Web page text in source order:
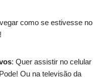
como se estivesse no
: Quer assistir no celular
Ou na televisão da